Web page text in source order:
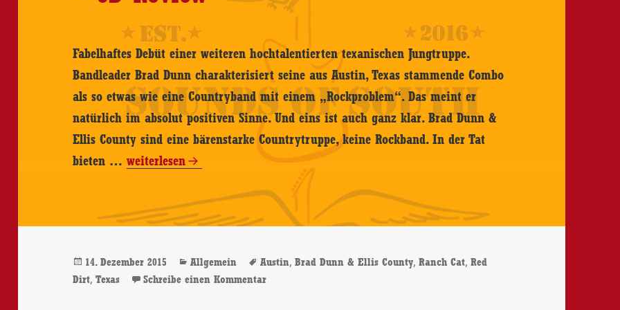
Fabelhaftes Debüt einer weiteren hochtalentierten texanischen Jungtruppe.
Bandleader Brad Dunn charakterisiert seine aus Austin, Texas stammende Combo
als so etwas wie eine Countryband mit einem „Rockproblem“. Das meint er
natürlich im absolut positiven Sinne. Und eins ist auch ganz klar. Brad Dunn &
Ellis County sind eine bärenstarke Countrytruppe, keine Rockband. In der Tat
bieten …Brad
Ellis
–
weiterlesen
Veröffentlicht
am
14. Dezember 2015 Kategorien
Allgemein Schlagwörter
Austin,Brad Dunn & Ellis County,Ranch Cat,Red
Dirt,Texas Schreibe einen Kommentarzu Brad Dunn & Ellis County – Ranch Cat – CD-Review